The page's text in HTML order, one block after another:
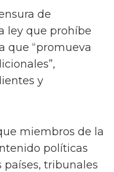
de
ley que prohíbe
que “promueva
y
miembros de la
políticas
tribunales